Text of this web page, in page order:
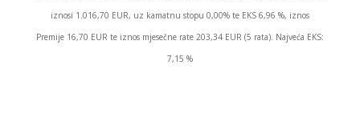
iznosi 1.016,70 EUR, uz kamatnu stopu 0,00% te EKS 6,96 %, iznos
Premije 16,70 EUR te iznos mjesečne rate 203,34 EUR (5 rata). Najveća EKS:
7,15 %